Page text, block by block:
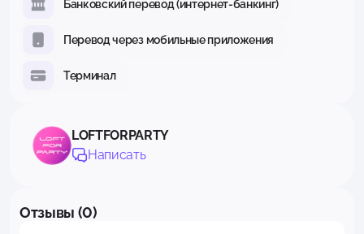
Банковский перевод (интернет-банкинг)
Перевод через мобильные приложения
Терминал
LOFTFORPARTY
Написать
Отзывы (0)